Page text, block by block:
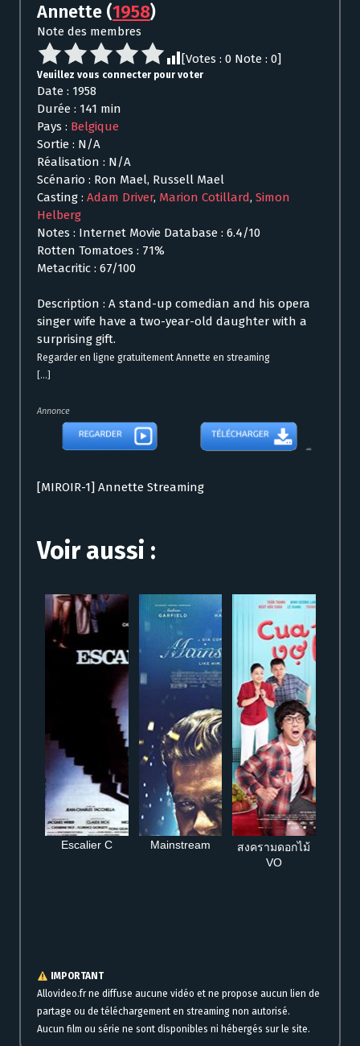
Annette (1958)
Note des membres
[Votes : 0 Note : 0]
Veuillez vous connecter pour voter
Date : 1958
Durée : 141 min
Pays : Belgique
Sortie : N/A
Réalisation : N/A
Scénario : Ron Mael, Russell Mael
Casting : Adam Driver, Marion Cotillard, Simon
Helberg
Notes : Internet Movie Database : 6.4/10
Rotten Tomatoes : 71%
Metacritic : 67/100
Description : A stand-up comedian and his opera
singer wife have a two-year-old daughter with a
surprising gift.
Regarder en ligne gratuitement Annette en streaming
[...]
Annonce
[MIROIR-1] Annette Streaming
Voir aussi :
Escalier C Mainstream
สงครามดอกไม้
VO
IMPORTANT
Allovideo.fr ne diffuse aucune vidéo et ne propose aucun lien de
partage ou de téléchargement en streaming non autorisé.
Aucun film ou série ne sont disponibles ni hébergés sur le site.